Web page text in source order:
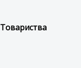
Товариства